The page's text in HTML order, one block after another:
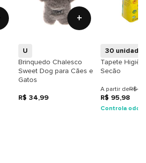
+
U
Brinquedo Chalesco
Sweet Dog para Cães e
Gatos
R$ 34,99
30 unidades
Tapete
Secão
A partir deR$
R$ 95,98
Controla